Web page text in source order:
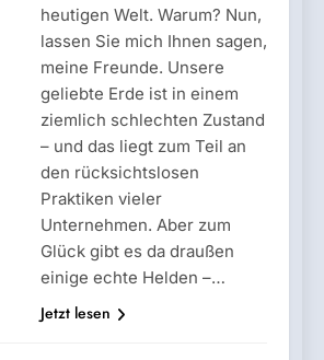
heutigen Welt. Warum? Nun,
lassen Sie mich Ihnen sagen,
meine Freunde. Unsere
geliebte Erde ist in einem
ziemlich schlechten Zustand
– und das liegt zum Teil an
den rücksichtslosen
Praktiken vieler
Unternehmen. Aber zum
Glück gibt es da draußen
einige echte Helden –…
Jetzt lesen